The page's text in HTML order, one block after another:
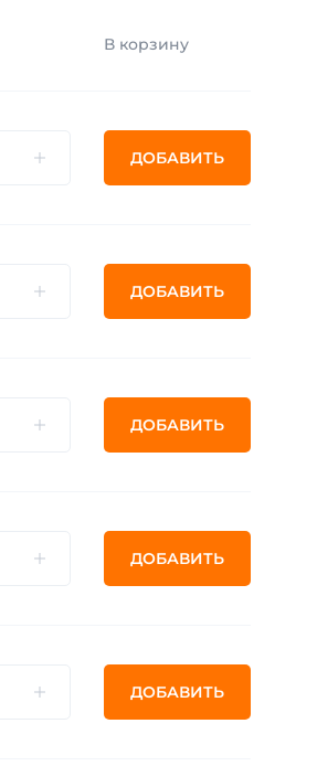
В корзину
ДОБАВИТЬ
ДОБАВИТЬ
ДОБАВИТЬ
ДОБАВИТЬ
ДОБАВИТЬ